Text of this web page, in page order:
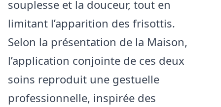
souplesse et la douceur, tout en
limitant l’apparition des frisottis.
Selon la présentation de la Maison,
l’application conjointe de ces deux
soins reproduit une gestuelle
professionnelle, inspirée des